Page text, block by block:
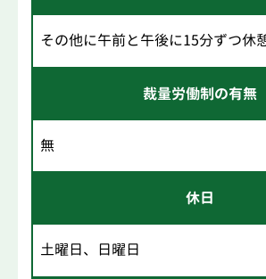
その他に午前と午後に15分ずつ休
裁量労働制の有無
無
休日
土曜日、日曜日